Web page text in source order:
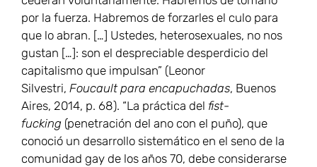
por la fuerza. Habremos de forzarles el culo para
que lo abran. […] Ustedes, heterosexuales, no nos
gustan […]: son el despreciable desperdicio del
capitalismo que impulsan” (Leonor
Silvestri, Foucault para encapuchadas, Buenos
Aires, 2014, p. 68). “La práctica del fist-
fucking (penetración del ano con el puño), que
conoció un desarrollo sistemático en el seno de la
comunidad gay de los años 70, debe considerarse